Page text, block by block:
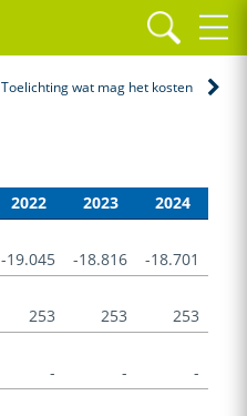
Toelichting wat mag het kosten
2022 2023
2024
-19.045 -18.816
-18.701
253 253
253
- -
-